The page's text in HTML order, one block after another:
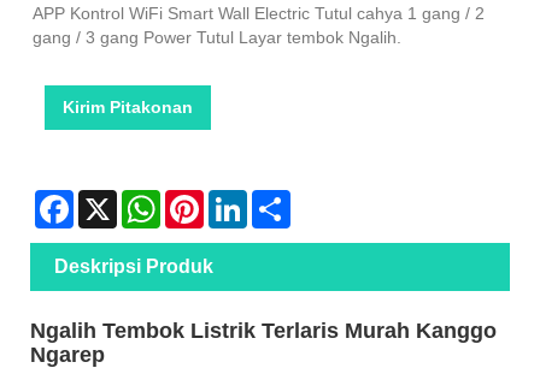
APP Kontrol WiFi Smart Wall Electric Tutul cahya 1 gang / 2
gang / 3 gang Power Tutul Layar tembok Ngalih.
Kirim Pitakonan
Facebook
X WhatsAppPinterestLinkedIn
Deskripsi Produk
Ngalih Tembok Listrik Terlaris Murah Kanggo
Ngarep